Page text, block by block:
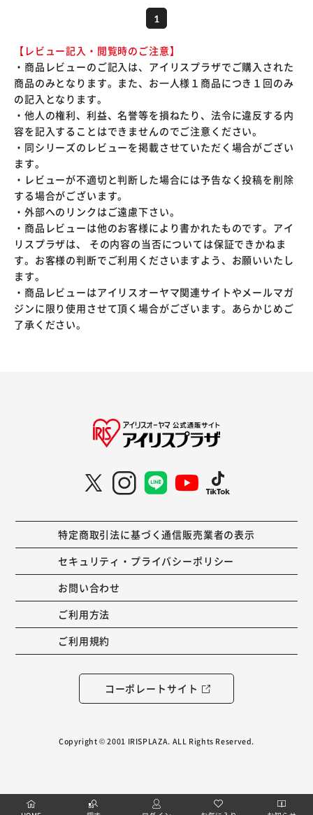
1
【レビュー記入・閲覧時のご注意】
・商品レビューのご記入は、アイリスプラザでご購入された
商品のみとなります。また、お一人様１商品につき１回のみ
の記入となります。
・他人の権利、利益、名誉等を損ねたり、法令に違反する内
容を記入することはできませんのでご注意ください。
・同シリーズのレビューを掲載させていただく場合がござい
ます。
・レビューが不適切と判断した場合には予告なく投稿を削除
する場合がございます。
・外部へのリンクはご遠慮下さい。
・商品レビューは他のお客様により書かれたものです。アイ
リスプラザは、 その内容の当否については保証できかねま
す。お客様の判断でご利用くださいますよう、お願いいたし
ます。
・商品レビューはアイリスオーヤマ関連サイトやメールマガ
ジンに限り使用させて頂く場合がございます。あらかじめご
了承ください。
特定商取引法に基づく通信販売業者の表示
セキュリティ・プライバシーポリシー
お問い合わせ
ご利用方法
ご利用規約
コーポレートサイト
Copyright © 2001 IRISPLAZA. ALL Rights Reserved.